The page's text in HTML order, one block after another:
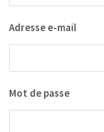
Adresse e-mail
Mot de passe